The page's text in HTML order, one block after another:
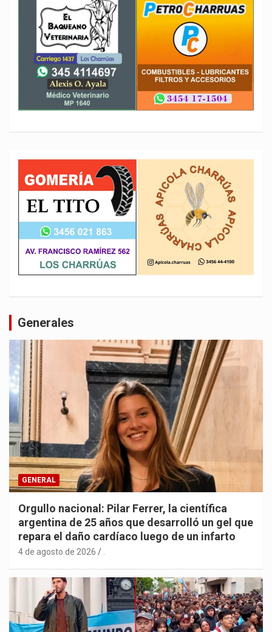
Generales
GENERAL
Orgullo nacional: Pilar Ferrer, la científica
argentina de 25 años que desarrolló un gel que
repara el daño cardíaco luego de un infarto
4 de agosto de 2026